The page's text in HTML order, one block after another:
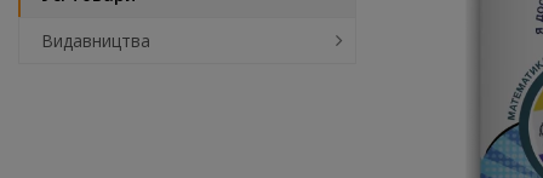
Видавництва